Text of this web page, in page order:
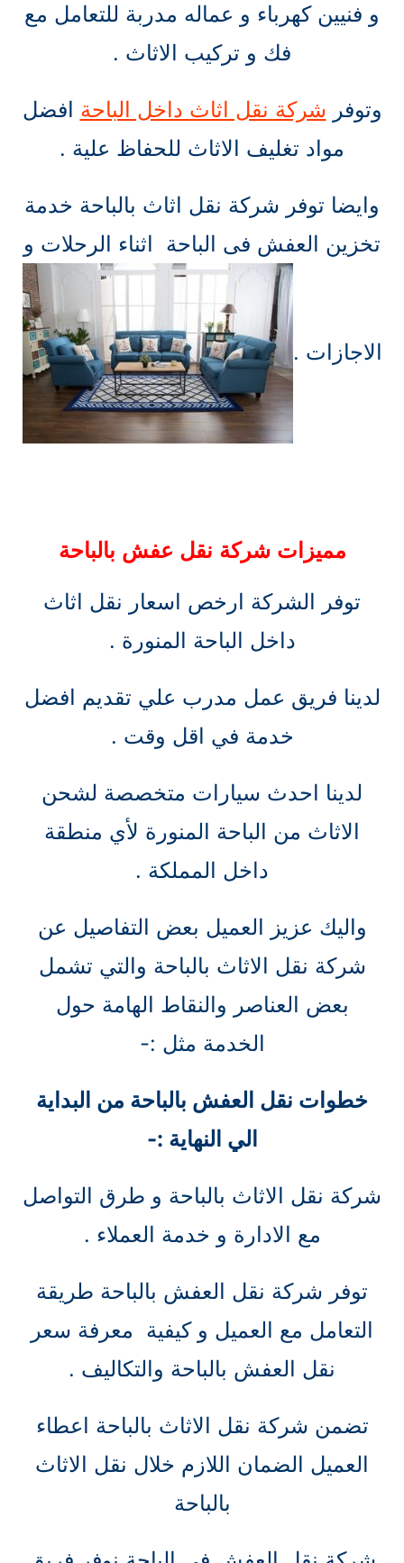
و فنيين كهرباء و عماله مدربة للتعامل مع
فك و تركيب الاثاث .
وتوفر شركة نقل اثاث داخل الباحة افضل
مواد تغليف الاثاث للحفاظ علية .
وايضا توفر شركة نقل اثاث بالباحة خدمة
تخزين العفش فى الباحة اثناء الرحلات و
الاجازات .
مميزات شركة نقل عفش بالباحة
توفر الشركة ارخص اسعار نقل اثاث
داخل الباحة المنورة .
لدينا فريق عمل مدرب علي تقديم افضل
خدمة في اقل وقت .
لدينا احدث سيارات متخصصة لشحن
الاثاث من الباحة المنورة لأي منطقة
داخل المملكة .
واليك عزيز العميل بعض التفاصيل عن
شركة نقل الاثاث بالباحة والتي تشمل
بعض العناصر والنقاط الهامة حول
الخدمة مثل :-
خطوات نقل العفش بالباحة من البداية
الي النهاية :-
شركة نقل الاثاث بالباحة و طرق التواصل
مع الادارة و خدمة العملاء .
توفر شركة نقل العفش بالباحة طريقة
التعامل مع العميل و كيفية معرفة سعر
نقل العفش بالباحة والتكاليف .
تضمن شركة نقل الاثاث بالباحة اعطاء
العميل الضمان اللازم خلال نقل الاثاث
بالباحة